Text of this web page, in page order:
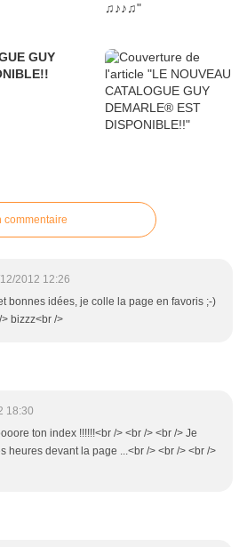
GUY
commentaire
2012 12:26
bonnes idées, je colle la page en favoris ;-)
bizzz<br />
18:30
ton index !!!!!!<br /> <br /> <br /> Je
heures devant la page ...<br /> <br /> <br />